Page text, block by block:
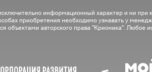
информационный характер и ни
приобретения необходимо узнавать у
объектами авторского права "Крионика". Любое